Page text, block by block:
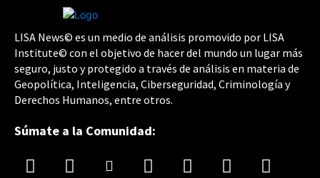
LISA News© es un medio de análisis promovido por LISA
Institute© con el objetivo de hacer del mundo un lugar más
seguro, justo y protegido a través de análisis en materia de
Geopolítica, Inteligencia, Ciberseguridad, Criminología y
Derechos Humanos, entre otros.
Súmate a la Comunidad: